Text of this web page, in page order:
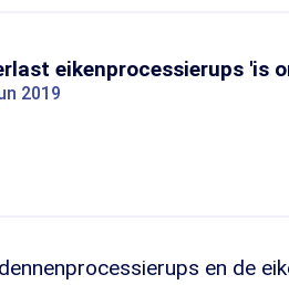
eikenprocessierups 'is
2019
en de